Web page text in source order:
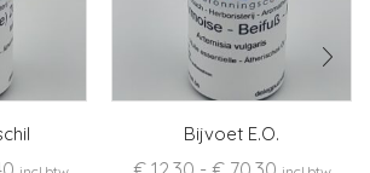
Bijvoet E.O.